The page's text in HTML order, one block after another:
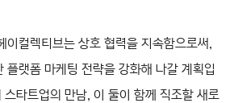
이컬렉티브는 상호 협력을 지속함으로써,
플랫폼 마케팅 전략을 강화해 나갈 계획입
타트업의 만남, 이 둘이 함께 직조할 새로